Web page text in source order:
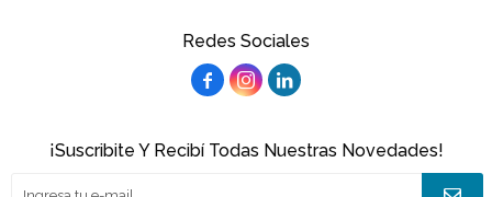
Redes Sociales
  
¡Suscribite Y Recibí Todas Nuestras Novedades!